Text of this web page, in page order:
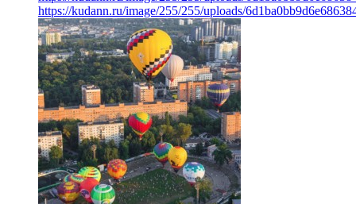
https://kudann.ru/image/255/255/uploads/